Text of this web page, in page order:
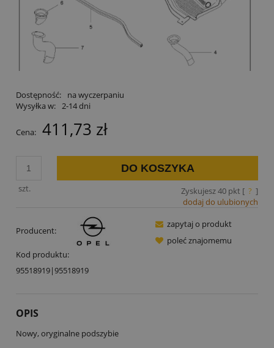
Dostępność:
na wyczerpaniu
Wysyłka w: 2-14 dni
Cena: 411,73 zł
szt.
DO KOSZYKA
Zyskujesz40pkt [ ? ]
dodaj do ulubionych
Producent:
Kod produktu:
95518919|95518919
zapytaj o produkt
poleć znajomemu
OPIS
Nowy, oryginalne podszybie